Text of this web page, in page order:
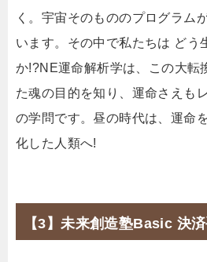
く。宇宙そのもののプログラム
います。その中で私たちは どう
か!?NE運命解析学は、この大転
た魂の目的を知り、運命さえも
の学問です。昼の時代は、運命
化した人類へ!
【3】未来創造塾Basic 決